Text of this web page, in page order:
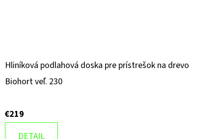
Hliníková podlahová doska pre prístrešok na drevo
Biohort veľ. 230
€219
DETAIL